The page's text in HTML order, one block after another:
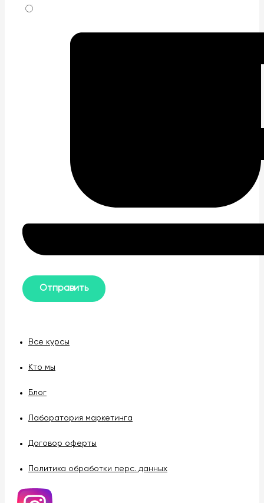
Все курсы
Кто мы
Блог
Лаборатория маркетинга
Договор оферты
Политика обработки перс. данных